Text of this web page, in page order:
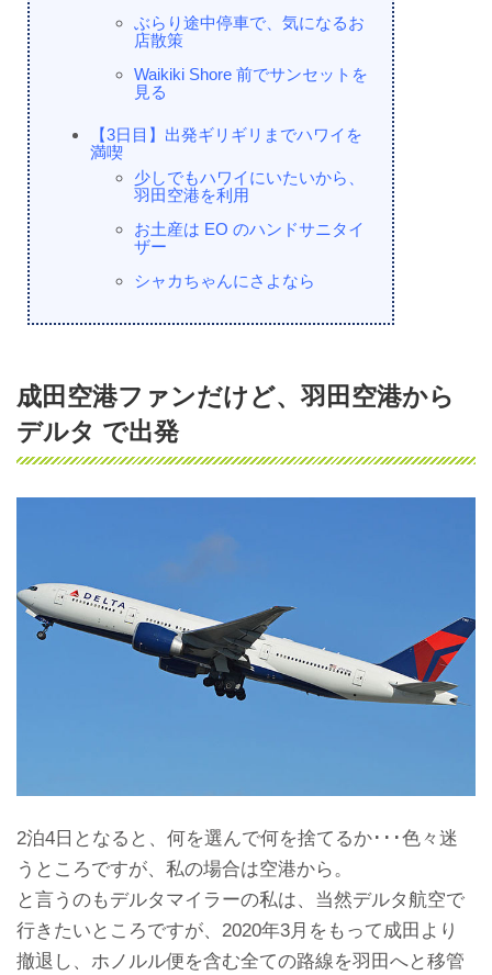
ぶらり途中停車で、気になるお
店散策
Waikiki Shore 前でサンセットを
見る
【3日目】出発ギリギリまでハワイを
満喫
少しでもハワイにいたいから、
羽田空港を利用
お土産は EO のハンドサニタイ
ザー
シャカちゃんにさよなら
成田空港ファンだけど、羽田空港から
デルタ で出発
2泊4日となると、何を選んで何を捨てるか･･･色々迷
うところですが、私の場合は空港から。
と言うのもデルタマイラーの私は、当然デルタ航空で
行きたいところですが、2020年3月をもって成田より
撤退し、ホノルル便を含む全ての路線を羽田へと移管